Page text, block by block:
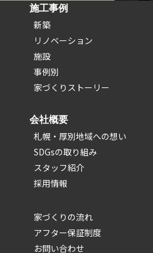
施工事例
新築
リノベーション
施設
事例別
家づくりストーリー
会社概要
札幌・厚別地域への想い
SDGsの取り組み
スタッフ紹介
採用情報
家づくりの流れ
アフター保証制度
お問い合わせ